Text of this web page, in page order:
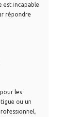
est incapable
répondre
les
ou un